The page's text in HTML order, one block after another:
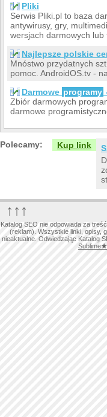
Pliki
Serwis Pliki.pl to baza
antywirusy, gry,
wersjach darmowych
Najlepsze polskie
Mnóstwo przydatnych
pomoc. AndroidOS.tv -
Darmowe programy
Zbiór darmowych
darmowe
Polecamy: Kup link
↑↑↑
Katalog SEO nie odpowiada za
(reklam). Wszystkie linki, opisy,
nieaktualne. Odwiedzając Katalog
Sublime★